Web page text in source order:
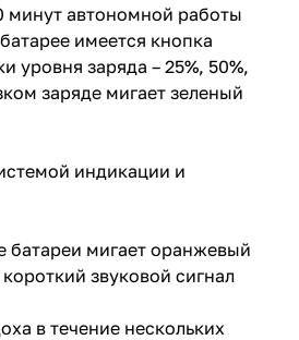
минут автономной работы
имеется кнопка
уровня заряда – 25%, 50%,
заряде мигает зеленый
индикации и
батареи мигает оранжевый
звуковой сигнал
в течение нескольких